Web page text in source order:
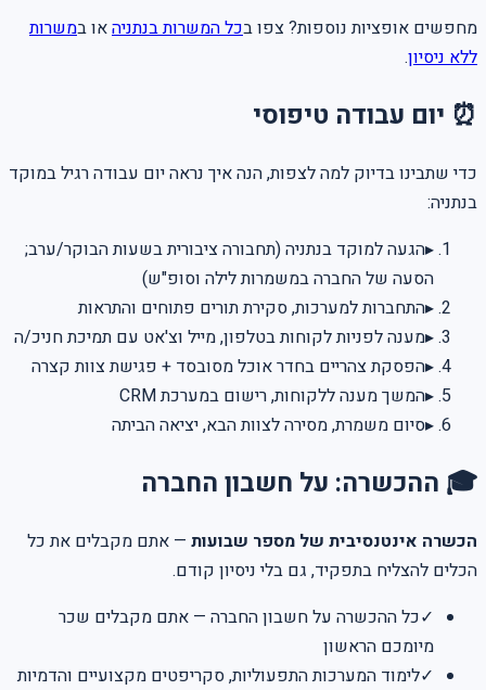
מחפשים אופציות נוספות? צפו בכל המשרות בנתניהאו במשרות
ללא ניסיון.
⏰ יום עבודה טיפוסי
כדי שתבינו בדיוק למה לצפות, הנה איך נראה יום עבודה רגיל במוקד
בנתניה:
▸הגעה למוקד בנתניה (תחבורה ציבורית בשעות הבוקר/ערב;
הסעה של החברה במשמרות לילה וסופ"ש)
▸התחברות למערכות, סקירת תורים פתוחים והתראות
▸מענה לפניות לקוחות בטלפון, מייל וצ'אט עם תמיכת חניכ/ה
▸הפסקת צהריים בחדר אוכל מסובסד + פגישת צוות קצרה
▸המשך מענה ללקוחות, רישום במערכת CRM
▸סיום משמרת, מסירה לצוות הבא, יציאה הביתה
🎓 ההכשרה: על חשבון החברה
הכשרה אינטנסיבית של מספר שבועות — אתם מקבלים את כל
הכלים להצליח בתפקיד, גם בלי ניסיון קודם.
✓כל ההכשרה על חשבון החברה — אתם מקבלים שכר
מיומכם הראשון
✓לימוד המערכות התפעוליות, סקריפטים מקצועיים והדמיות